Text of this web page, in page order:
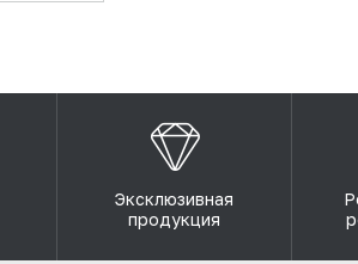
Эксклюзивная
продукция